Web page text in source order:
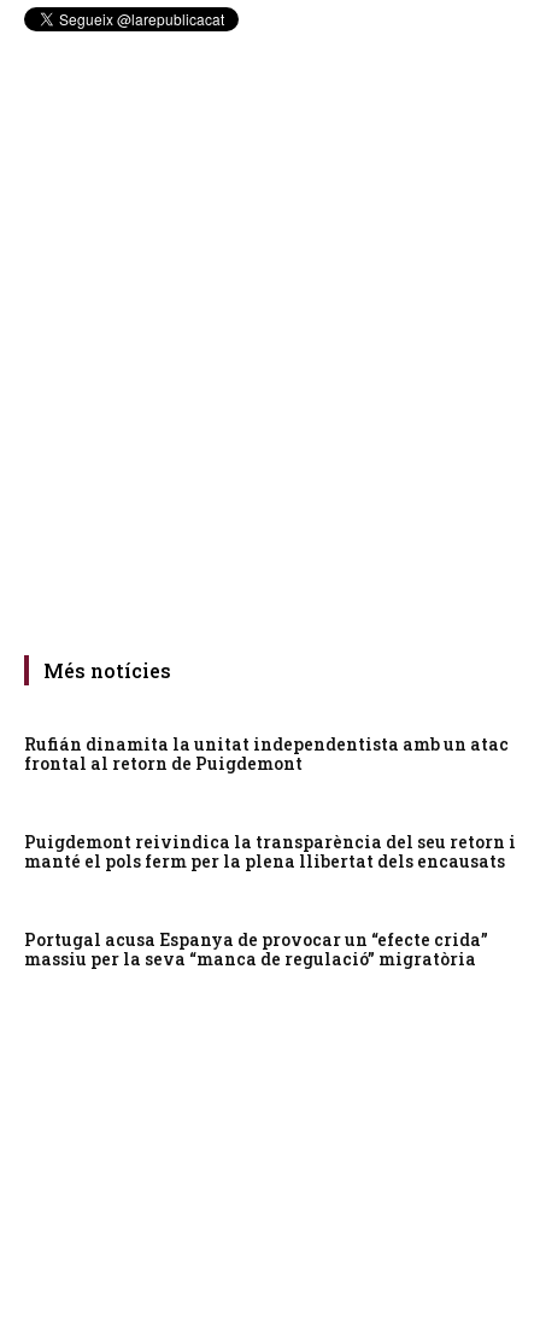
Més notícies
Rufián dinamita la unitat independentista amb un atac
frontal al retorn de Puigdemont
Puigdemont reivindica la transparència del seu retorn i
manté el pols ferm per la plena llibertat dels encausats
Portugal acusa Espanya de provocar un “efecte crida”
massiu per la seva “manca de regulació” migratòria